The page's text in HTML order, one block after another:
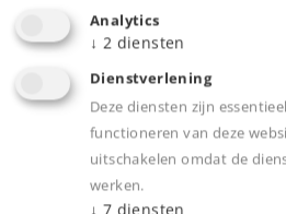
Product
Analytics
↓ 2 diensten
Dienstverlening
Deze diensten zijn
functioneren van deze
uitschakelen omdat de
werken.